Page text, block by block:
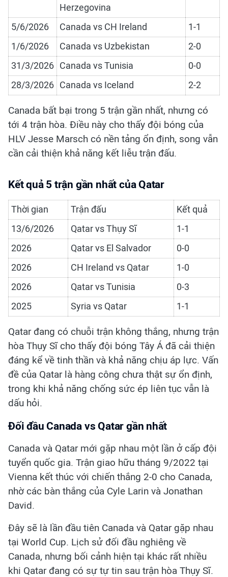
Herzegovina
5/6/2026 Canada vs CH Ireland
1-1
1/6/2026
Canada vs Uzbekistan
2-0
31/3/2026 Canada vs Tunisia
0-0
28/3/2026 Canada vs Iceland 2-2
Canada bất bại trong 5 trận gần nhất, nhưng có
tới 4 trận hòa. Điều này cho thấy đội bóng của
HLV Jesse Marsch có nền tảng ổn định, song vẫn
cần cải thiện khả năng kết liễu trận đấu.
Kết quả 5 trận gần nhất của Qatar
Thời gian Trận đấu
Kết quả
13/6/2026
Qatar vs Thụy Sĩ
1-1
2026
Qatar vs El Salvador
0-0
2026
CH Ireland vs Qatar
1-0
2026
Qatar vs Tunisia
0-3
2025
Syria vs Qatar 1-1
Qatar đang có chuỗi trận không thắng, nhưng trận
hòa Thụy Sĩ cho thấy đội bóng Tây Á đã cải thiện
đáng kể về tinh thần và khả năng chịu áp lực. Vấn
đề của Qatar là hàng công chưa thật sự ổn định,
trong khi khả năng chống sức ép liên tục vẫn là
dấu hỏi.
Đối đầu Canada vs Qatar gần nhất
Canada và Qatar mới gặp nhau một lần ở cấp đội
tuyển quốc gia. Trận giao hữu tháng 9/2022 tại
Vienna kết thúc với chiến thắng 2-0 cho Canada,
nhờ các bàn thắng của Cyle Larin và Jonathan
David.
Đây sẽ là lần đầu tiên Canada và Qatar gặp nhau
tại World Cup. Lịch sử đối đầu nghiêng về
Canada, nhưng bối cảnh hiện tại khác rất nhiều
khi Qatar đang có sự tự tin sau trận hòa Thụy Sĩ.